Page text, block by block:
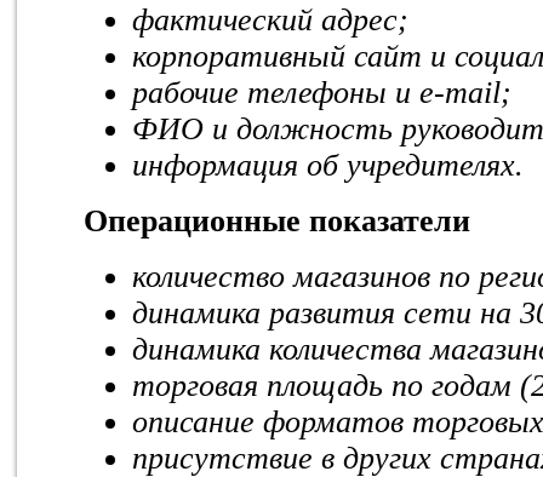
фактический адрес;
корпоративный сайт и
рабочие телефоны и e-mail;
ФИО и должность
информация об учредителях.
Операционные показатели
количество магазинов по
динамика развития сети на
динамика количества
торговая площадь по годам
описание форматов
присутствие в других